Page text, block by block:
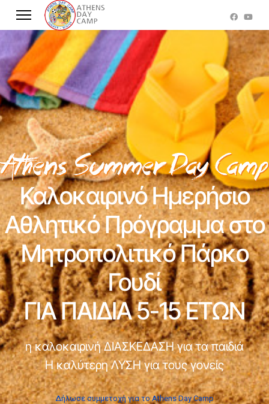
Καλοκαιρινό Ημερήσιο
Αθλητικό Πρόγραμμα στο
Μητροπολιτικό Πάρκο
Γουδί
ΓΙΑ ΠΑΙΔΙΑ 5-15 ΕΤΩΝ
η καλοκαιρινή ΔΙΑΣΚΕΔΑΣΗ για τα παιδιά
Η καλύτερη ΛΥΣΗ για τους γονείς
Δήλωσε συμμετοχή για το Athens Day Camp